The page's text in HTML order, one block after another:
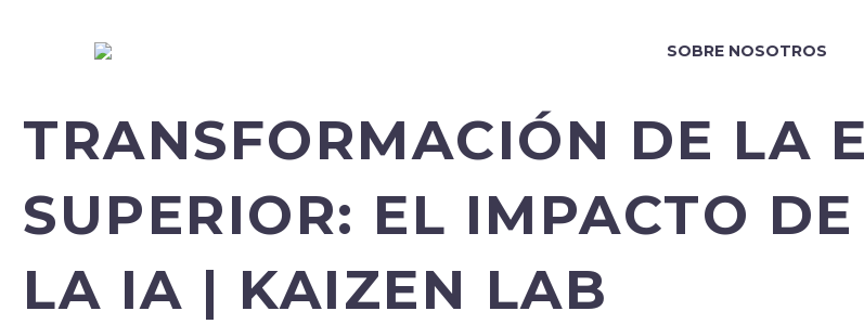
SOBRE NOSOTROS
TRANSFORMACIÓN DE LA
SUPERIOR: EL IMPACTO
LA IA | KAIZEN LAB